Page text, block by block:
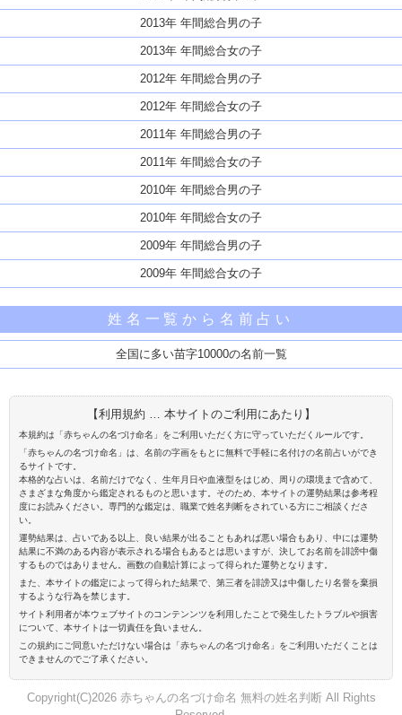
2013年 年間総合男の子
2013年 年間総合女の子
2012年 年間総合男の子
2012年 年間総合女の子
2011年 年間総合男の子
2011年 年間総合女の子
2010年 年間総合男の子
2010年 年間総合女の子
2009年 年間総合男の子
2009年 年間総合女の子
姓名一覧から名前占い
全国に多い苗字10000の名前一覧
【利用規約 … 本サイトのご利用にあたり】
本規約は「赤ちゃんの名づけ命名」をご利用いただく方に守っていただくルールです。
「赤ちゃんの名づけ命名」は、名前の字画をもとに無料で手軽に名付けの名前占いができ
るサイトです。
本格的な占いは、名前だけでなく、生年月日や血液型をはじめ、周りの環境まで含めて、
さまざまな角度から鑑定されるものと思います。そのため、本サイトの運勢結果は参考程
度にお読みください。専門的な鑑定は、職業で姓名判断をされている方にご相談くださ
い。
運勢結果は、占いである以上、良い結果が出ることもあれば悪い場合もあり、中には運勢
結果に不満のある内容が表示される場合もあるとは思いますが、決してお名前を誹謗中傷
するものではありません。画数の自動計算によって得られた運勢となります。
また、本サイトの鑑定によって得られた結果で、第三者を誹謗又は中傷したり名誉を棄損
するような行為を禁じます。
サイト利用者が本ウェブサイトのコンテンンツを利用したことで発生したトラブルや損害
について、本サイトは一切責任を負いません。
この規約にご同意いただけない場合は「赤ちゃんの名づけ命名」をご利用いただくことは
できませんのでご了承ください。
Copyright(C)2026 赤ちゃんの名づけ命名 無料の姓名判断 All Rights